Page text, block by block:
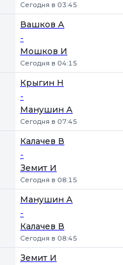
Сегодня в 03:45
Вашков А
-
Мошков И
Сегодня в 04:15
Крыгин Н
-
Манушин А
Сегодня в 07:45
Калачев В
-
Земит И
Сегодня в 08:15
Манушин А
-
Калачев В
Сегодня в 08:45
Земит И